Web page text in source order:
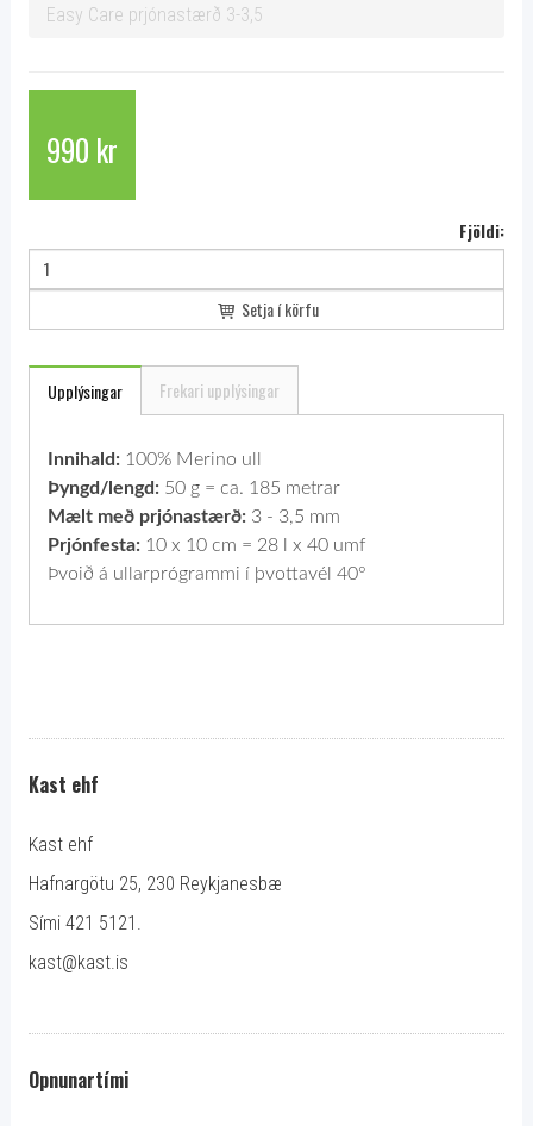
Easy Care prjónastærð 3-3,5
990 kr
Fjöldi:
Setja í körfu
Upplýsingar Frekari upplýsingar
Innihald:100% Merino ull
Þyngd/lengd:50 g = ca. 185 metrar
Mælt með prjónastærð:3 - 3,5 mm
Prjónfesta:10 x 10 cm = 28 l x 40 umf
Þvoið á ullarprógrammi í þvottavél 40°
Kast ehf
Kast ehf
Hafnargötu 25, 230 Reykjanesbæ
Sími 421 5121.
kast@kast.is
Opnunartími